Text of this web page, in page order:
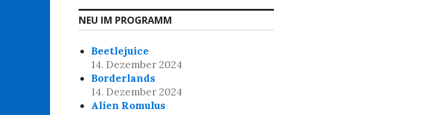
NEU IM PROGRAMM
Beetlejuice
14. Dezember 2024
Borderlands
14. Dezember 2024
Alien Romulus